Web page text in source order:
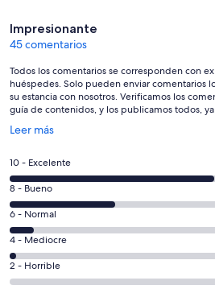
Comentarios
Impresionante
45 comentarios
Todos los comentarios se corresponden con
huéspedes. Solo pueden enviar comentarios
su estancia con nosotros. Verificamos los
guía de contenidos, y los publicamos todos,
Leer más
Se
en
una
ventana
nueva
27
comentarios
de
un
total
de
45
con
10 - Excelente
14
comentarios
de
un
total
de
8 - Bueno
3
comentarios
de
un
total
6 - Normal
1
comentarios
de
4 - Mediocre
0
comentarios
2 - Horrible